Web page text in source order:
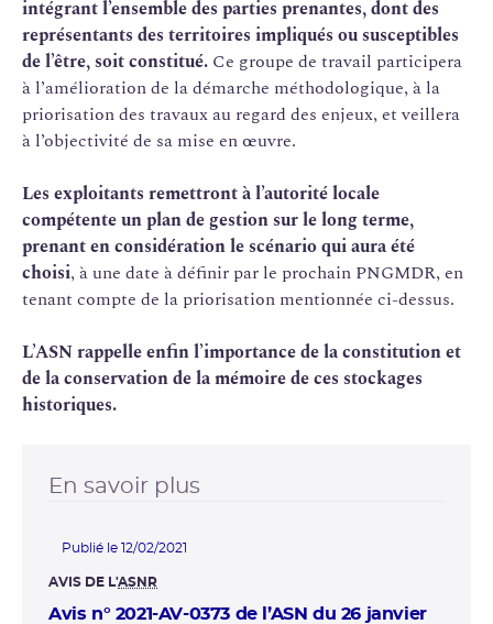
intégrant l’ensemble des parties prenantes, dont des
représentants des territoires impliqués ou susceptibles
de l’être, soit constitué. Ce groupe de travail participera
à l’amélioration de la démarche méthodologique, à la
priorisation des travaux au regard des enjeux, et veillera
à l’objectivité de sa mise en œuvre.
Les exploitants remettront à l’autorité locale
compétente un plan de gestion sur le long terme,
prenant en considération le scénario qui aura été
choisi, à une date à définir par le prochain PNGMDR, en
tenant compte de la priorisation mentionnée ci-dessus.
L’ASN rappelle enfin l’importance de la constitution et
de la conservation de la mémoire de ces stockages
historiques.
En savoir plus
Publié le 12/02/2021
AVIS DE L'ASNR
Avis n° 2021-AV-0373 de l’ASN du 26 janvier